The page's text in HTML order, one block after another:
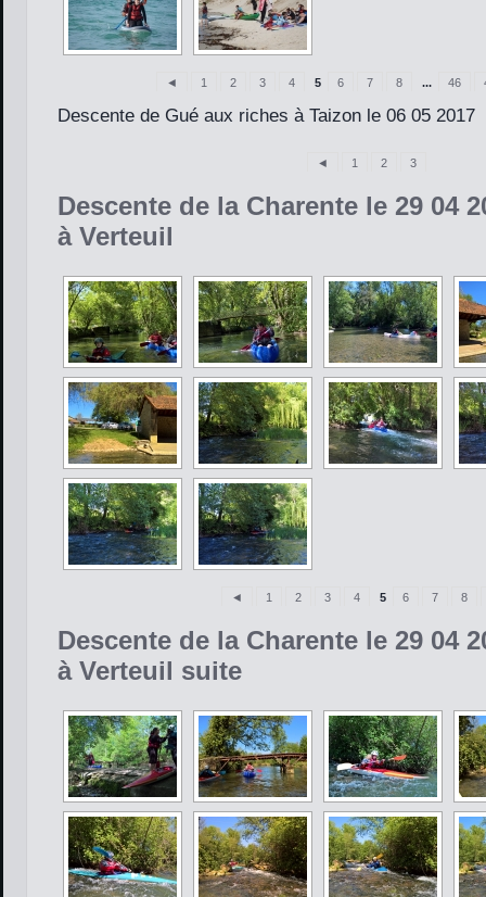
◄ 1 2 3 4 5 6 7 8 ... 46
Descente de Gué aux riches à Taizon le 06 05 2017
◄ 1 2 3
Descente de la Charente le 29 04
à Verteuil
◄ 1 2 3 4 5 6 7 8
Descente de la Charente le 29 04
à Verteuil suite